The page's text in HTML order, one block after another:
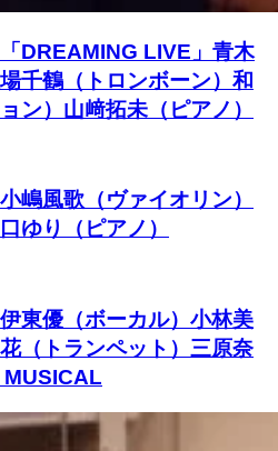
DREAMING LIVE」青木
千鶴（トロンボーン）和
ン）山﨑拓未（ピアノ）
嶋風歌（ヴァイオリン）
ゆり（ピアノ）
東優（ボーカル）小林美
（トランペット）三原奈
MUSICAL